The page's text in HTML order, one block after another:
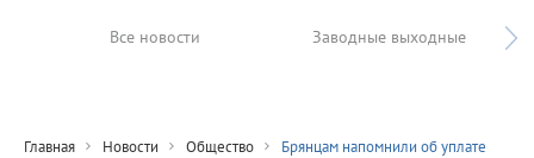
Все новости Заводные выходные
Главная Новости Общество
Брянцам напомнили об уплате